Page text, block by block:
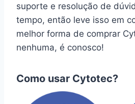
suporte e resolução de
tempo, então leve isso em
melhor forma de comprar
nenhuma, é conosco!
Como usar Cytotec?